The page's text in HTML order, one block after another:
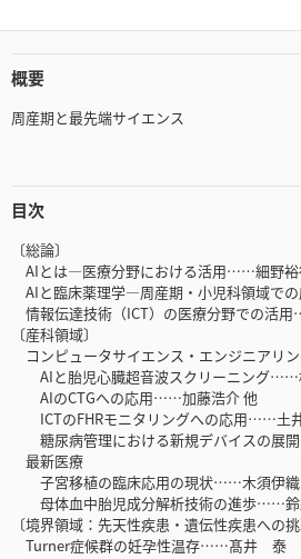
概要
周産期と最先端サイエンス
目次
〔総論〕
AIとは―医療分野における活用……細野裕
AIと臨床薬理学―周産期・小児科領域
情報伝達技術（ICT）の医療分野での活
〔産科領域〕
コンピュータサイエンス・エンジニアリ
AIと胎児心臓超音波スクリーニング
AIのCTGへの応用……加藤浩介 他
ICTのFHRモニタリングへの応用……土
糖尿病管理における新規デバイスの
最新医療
子宮移植の臨床応用の現状……木須伊織
母体血中胎児成分解析技術の進歩……鈴
〔境界領域：先天性疾患・遺伝性疾患への挑
Turner症候群の妊孕性温存……髙井 泰